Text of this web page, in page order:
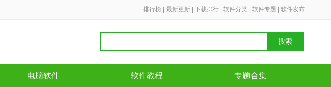
排行榜 最新更新 下载排行 软件分类 软件专题 软件发布
搜索
电脑软件 软件教程 专题合集